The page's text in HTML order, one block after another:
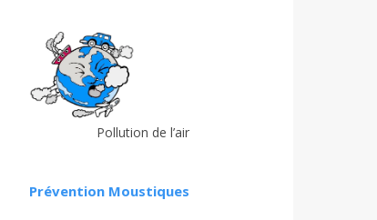
Pollution de l’air
Prévention Moustiques